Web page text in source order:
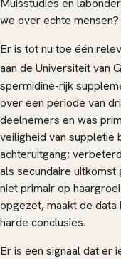
Muisstudies en
we over echte
Er is tot nu toe één
aan de Universiteit van
spermidine-rijk
over een periode van
deelnemers en was
veiligheid van suppletie
achteruitgang;
als secundaire
niet primair op
opgezet, maakt de
harde conclusies.
Er is een signaal dat er